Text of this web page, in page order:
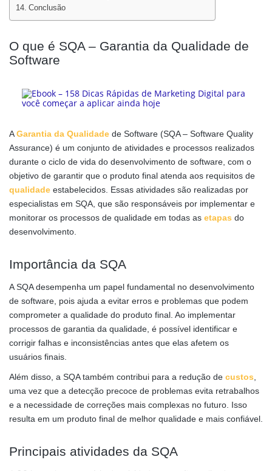
Conclusão
O que é SQA – Garantia da Qualidade de
Software
AGarantia da Qualidade de Software (SQA – Software Quality
Assurance) é um conjunto de atividades e processos realizados
durante o ciclo de vida do desenvolvimento de software, com o
objetivo de garantir que o produto final atenda aos requisitos de
qualidade estabelecidos. Essas atividades são realizadas por
especialistas em SQA, que são responsáveis por implementar e
monitorar os processos de qualidade em todas as etapas do
desenvolvimento.
Importância da SQA
A SQA desempenha um papel fundamental no desenvolvimento
de software, pois ajuda a evitar erros e problemas que podem
comprometer a qualidade do produto final. Ao implementar
processos de garantia da qualidade, é possível identificar e
corrigir falhas e inconsistências antes que elas afetem os
usuários finais.
Além disso, a SQA também contribui para a redução de custos,
uma vez que a detecção precoce de problemas evita retrabalhos
e a necessidade de correções mais complexas no futuro. Isso
resulta em um produto final de melhor qualidade e mais confiável.
Principais atividades da SQA